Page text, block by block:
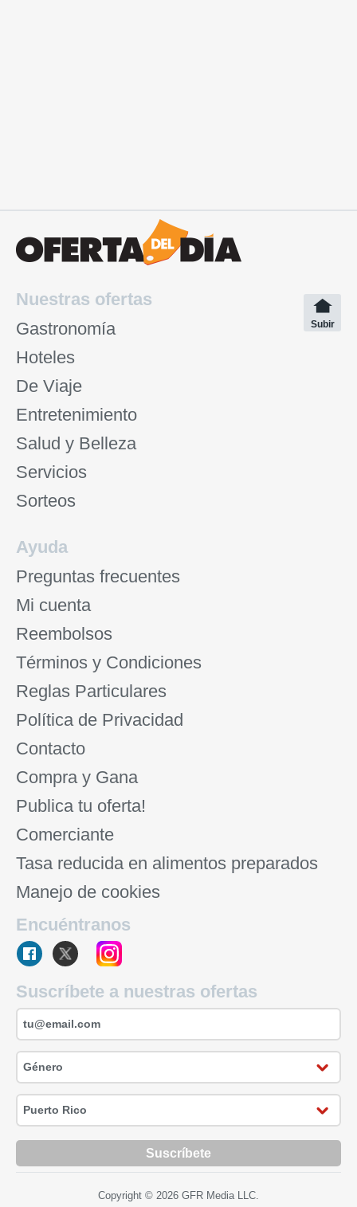
Nuestras ofertas
Gastronomía
Hoteles
De Viaje
Entretenimiento
Salud y Belleza
Servicios
Sorteos
Subir
Ayuda
Preguntas frecuentes
Mi cuenta
Reembolsos
Términos y Condiciones
Reglas Particulares
Política de Privacidad
Contacto
Compra y Gana
Publica tu oferta!
Comerciante
Tasa reducida en alimentos preparados
Manejo de cookies
Encuéntranos
Suscríbete a nuestras ofertas
Suscríbete
Copyright © 2026 GFR Media LLC.